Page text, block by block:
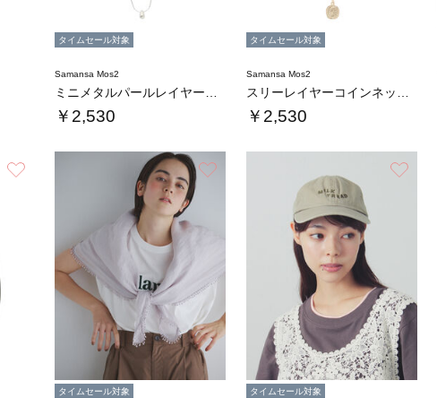
タイムセール対象
Samansa Mos2
￥2,530
タイムセール対象
Samansa Mos2
￥2,530
タイムセール対象 タイムセール対象